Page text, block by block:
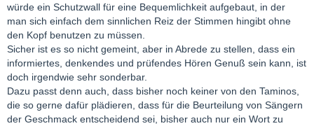
würde ein Schutzwall für eine Bequemlichkeit aufgebaut, in der
man sich einfach dem sinnlichen Reiz der Stimmen hingibt ohne
den Kopf benutzen zu müssen.
Sicher ist es so nicht gemeint, aber in Abrede zu stellen, dass ein
informiertes, denkendes und prüfendes Hören Genuß sein kann, ist
doch irgendwie sehr sonderbar.
Dazu passt denn auch, dass bisher noch keiner von den Taminos,
die so gerne dafür plädieren, dass für die Beurteilung von Sängern
der Geschmack entscheidend sei, bisher auch nur ein Wort zu